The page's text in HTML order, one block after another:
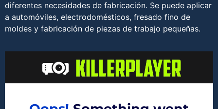
diferentes necesidades de fabricación. Se puede aplicar
a automóviles, electrodomésticos, fresado fino de
moldes y fabricación de piezas de trabajo pequeñas.